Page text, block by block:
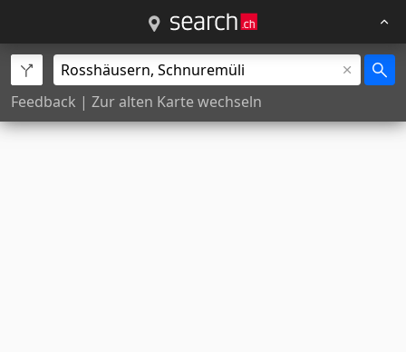
Feedback | Zur alten Karte wechseln